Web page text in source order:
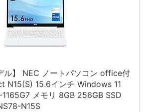
ル】 NEC ノートパソコン office付
N15(S) 15.6インチ Windows 11
メモリ 8GB 256GB SSD
N15S